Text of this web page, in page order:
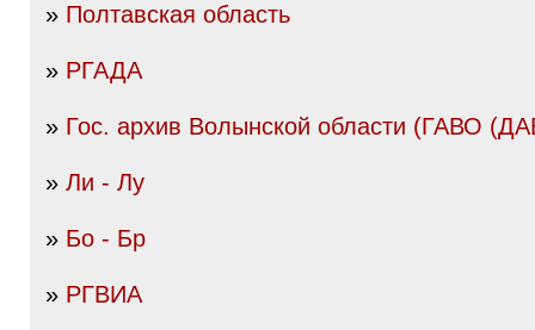
» Полтавская область
» РГАДА
» Гос. архив Волынской области (ГАВО
» Ли - Лу
» Бо - Бр
» РГВИА